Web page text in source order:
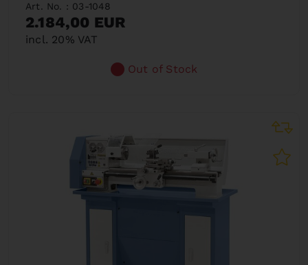
Art. No. : 03-1048
2.184,00 EUR
incl. 20% VAT
Out of Stock